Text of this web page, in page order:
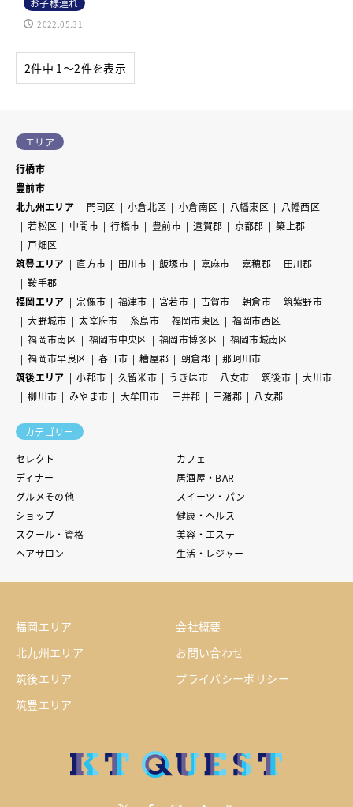
2022.05.31
2件中 1〜2件を表示
エリア
行橋市
豊前市
北九州エリア
門司区 小倉北区 小倉南区 八幡東区
八幡西区
若松区
中間市 行橋市 豊前市 遠賀郡 京都郡
築上郡
戸畑区
筑豊エリア
直方市 田川市 飯塚市 嘉麻市 嘉穂郡
田川郡
鞍手郡
福岡エリア
宗像市 福津市 宮若市 古賀市 朝倉市
筑紫野市
大野城市
太宰府市 糸島市 福岡市東区
福岡市西区
福岡市南区
福岡市中央区 福岡市博多区
福岡市城南区
福岡市早良区
春日市 糟屋郡 朝倉郡
那珂川市
筑後エリア
小郡市 久留米市 うきは市 八女市 筑後市
大川市
柳川市
みやま市 大牟田市 三井郡 三潴郡 八女郡
カテゴリー
セレクト
カフェ
ディナー
居酒屋・BAR
グルメその他
スイーツ・パン
ショップ
健康・ヘルス
スクール・資格
美容・エステ
ヘアサロン
生活・レジャー
福岡エリア
北九州エリア
筑後エリア
筑豊エリア
会社概要
お問い合わせ
プライバシーポリシー